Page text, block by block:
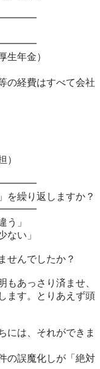
生年金）
の経費はすべて会社
）
を繰り返しますか？
う」
ない」
せんでしたか？
もあっさり済ませ、
ます。とりあえず頭
には、それができま
の誤魔化しが「絶対